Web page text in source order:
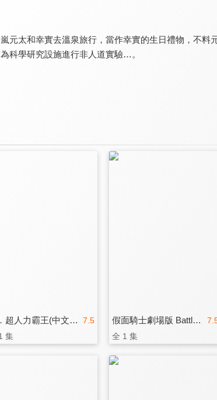
元太和幸實去溫泉旅行，當作幸實的生日禮物，不料
科學研究設施進行非人道實驗…。
7.5
新．超人力霸王(中文版)
集
假面騎士劇場版 Battle Royale
全 1 集